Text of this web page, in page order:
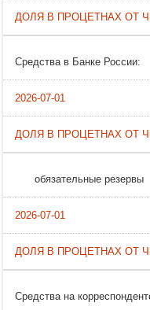
Средства в Банке России:
обязательные резервы
Средства на